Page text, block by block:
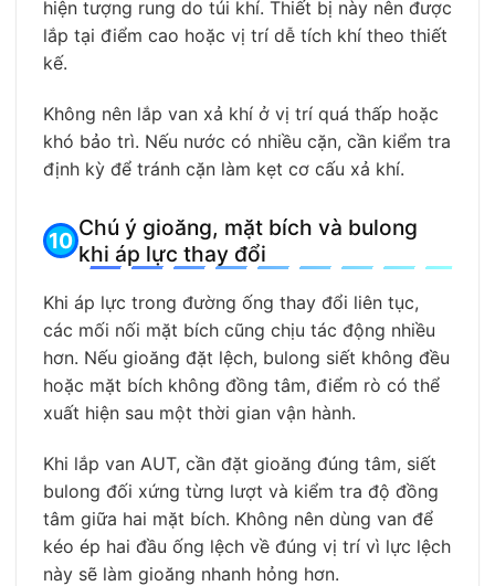
hiện tượng rung do túi khí. Thiết bị này nên được
lắp tại điểm cao hoặc vị trí dễ tích khí theo thiết
kế.
Không nên lắp van xả khí ở vị trí quá thấp hoặc
khó bảo trì. Nếu nước có nhiều cặn, cần kiểm tra
định kỳ để tránh cặn làm kẹt cơ cấu xả khí.
Chú ý gioăng, mặt bích và bulong
khi áp lực thay đổi
Khi áp lực trong đường ống thay đổi liên tục,
các mối nối mặt bích cũng chịu tác động nhiều
hơn. Nếu gioăng đặt lệch, bulong siết không đều
hoặc mặt bích không đồng tâm, điểm rò có thể
xuất hiện sau một thời gian vận hành.
Khi lắp van AUT, cần đặt gioăng đúng tâm, siết
bulong đối xứng từng lượt và kiểm tra độ đồng
tâm giữa hai mặt bích. Không nên dùng van để
kéo ép hai đầu ống lệch về đúng vị trí vì lực lệch
này sẽ làm gioăng nhanh hỏng hơn.